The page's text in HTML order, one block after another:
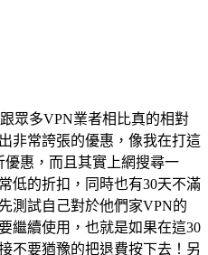
眾多VPN業者相比真的相對
非常誇張的優惠，像我在打這
惠，而且其實上網搜尋一
低的折扣，同時也有30天不滿
測試自己對於他們家VPN的
繼續使用，也就是如果在這30
不要猶豫的把退費按下去！另